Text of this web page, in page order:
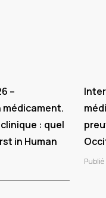
–
médicament.
: quel
in Human